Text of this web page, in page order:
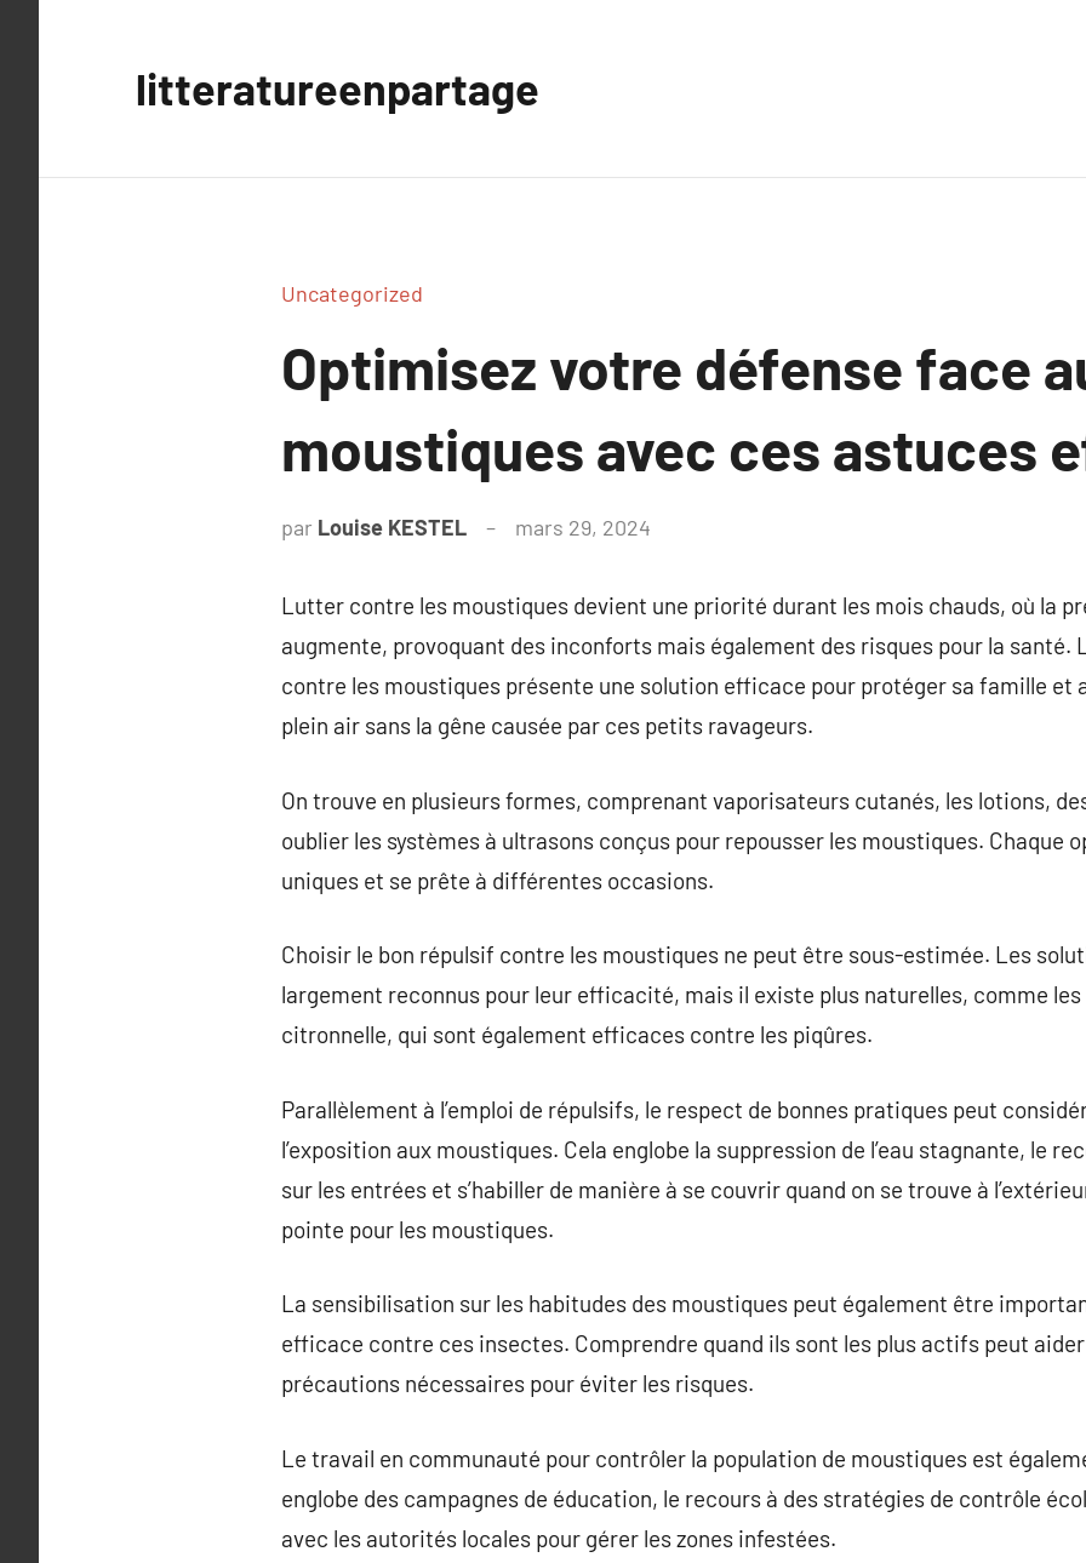
litteratureenpartage
Uncategorized
Optimisez votre défense face
moustiques avec ces astuces
par Louise KESTEL mars 29, 2024
Lutter contre les moustiques devient une priorité durant les mois chauds, où la
augmente, provoquant des inconforts mais également des risques pour la santé.
contre les moustiques présente une solution efficace pour protéger sa famille et
plein air sans la gêne causée par ces petits ravageurs.
On trouve en plusieurs formes, comprenant vaporisateurs cutanés, les lotions,
oublier les systèmes à ultrasons conçus pour repousser les moustiques. Chaque
uniques et se prête à différentes occasions.
Choisir le bon répulsif contre les moustiques ne peut être sous-estimée. Les
largement reconnus pour leur efficacité, mais il existe plus naturelles, comme
citronnelle, qui sont également efficaces contre les piqûres.
Parallèlement à l’emploi de répulsifs, le respect de bonnes pratiques peut
l’exposition aux moustiques. Cela englobe la suppression de l’eau stagnante, le
sur les entrées et s’habiller de manière à se couvrir quand on se trouve à
pointe pour les moustiques.
La sensibilisation sur les habitudes des moustiques peut également être
efficace contre ces insectes. Comprendre quand ils sont les plus actifs peut
précautions nécessaires pour éviter les risques.
Le travail en communauté pour contrôler la population de moustiques est
englobe des campagnes de éducation, le recours à des stratégies de contrôle
avec les autorités locales pour gérer les zones infestées.